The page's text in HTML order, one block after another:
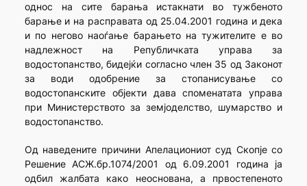
однос на сите барања истакнати во тужбеното
барање и на расправата од 25.04.2001 година и дека
и по негово наоѓање барањето на тужителите е во
надлежност на Републичката управа за
водостопанство, бидејќи согласно член 35 од Законот
за води одобрение за стопанисување со
водостопанските објекти дава споменатата управа
при Министерството за земјоделство, шумарство и
водостопанство.
Од наведените причини Апелациониот суд Скопје со
Решение АСЖ.бр.1074/2001 од 6.09.2001 година ја
одбил жалбата како неоснована, а првостепеното